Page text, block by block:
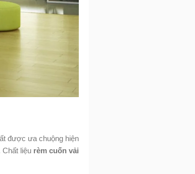
được ưa chuộng hiện
liệu rèm cuốn vải